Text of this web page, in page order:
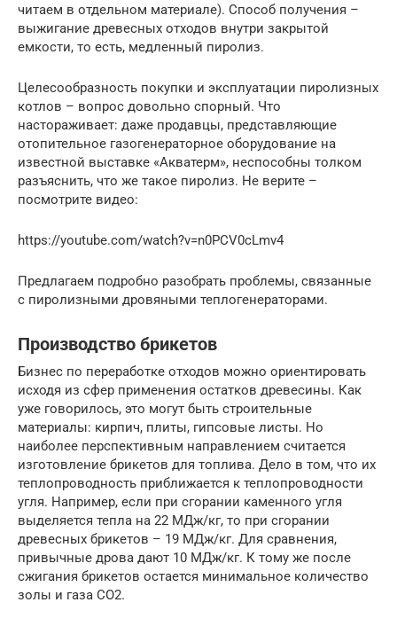
читаем в отдельном материале). Способ получения –
выжигание древесных отходов внутри закрытой
емкости, то есть, медленный пиролиз.
Целесообразность покупки и эксплуатации пиролизных
котлов – вопрос довольно спорный. Что
настораживает: даже продавцы, представляющие
отопительное газогенераторное оборудование на
известной выставке «Акватерм», неспособны толком
разъяснить, что же такое пиролиз. Не верите –
посмотрите видео:
https://youtube.com/watch?v=n0PCV0cLmv4
Предлагаем подробно разобрать проблемы, связанные
с пиролизными дровяными теплогенераторами.
Производство брикетов
Бизнес по переработке отходов можно ориентировать
исходя из сфер применения остатков древесины. Как
уже говорилось, это могут быть строительные
материалы: кирпич, плиты, гипсовые листы. Но
наиболее перспективным направлением считается
изготовление брикетов для топлива. Дело в том, что их
теплопроводность приближается к теплопроводности
угля. Например, если при сгорании каменного угля
выделяется тепла на 22 МДж/кг, то при сгорании
древесных брикетов – 19 МДж/кг. Для сравнения,
привычные дрова дают 10 МДж/кг. К тому же после
сжигания брикетов остается минимальное количество
золы и газа СО2.